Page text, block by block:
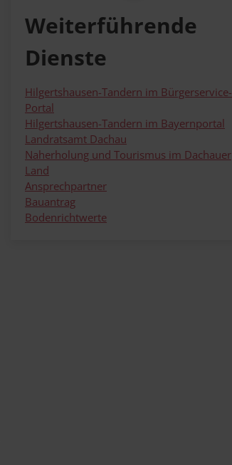
Weiterführende
Dienste
Hilgertshausen-Tandern im Bürgerservice-
Portal
Hilgertshausen-Tandern im Bayernportal
Landratsamt Dachau
Naherholung und Tourismus im Dachauer
Land
Ansprechpartner
Bauantrag
Bodenrichtwerte